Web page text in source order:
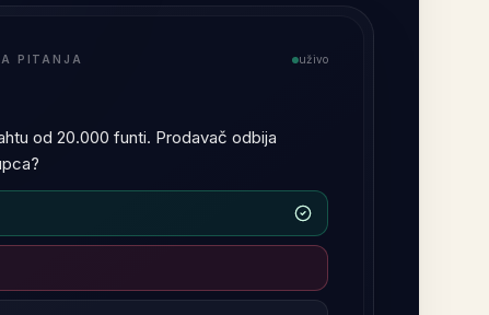
uživo
i povrede zakonske obveze.
iz općepravne obveze brige;
djeluje drugačije...